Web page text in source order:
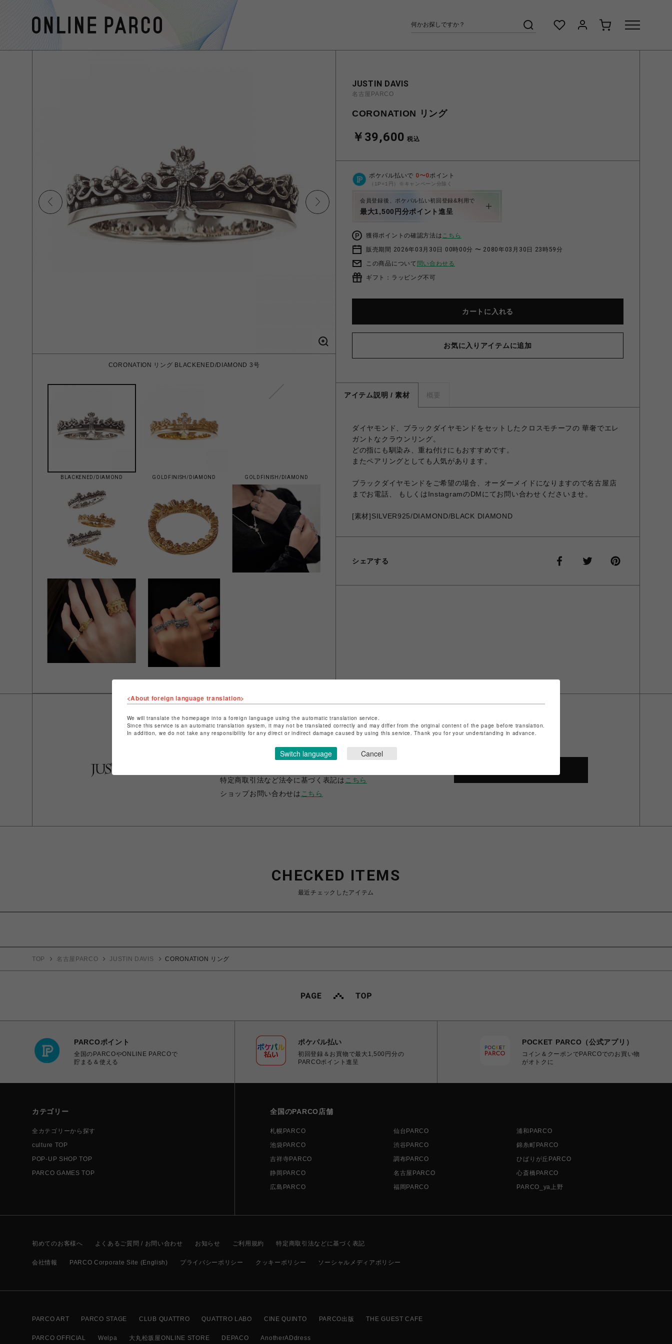
CORONATION リング BLACKENED/DIAMOND 3号
BLACKENED/DIAMOND GOLDFINISH/DIAMOND GOLDFINISH/DIAMOND
JUSTIN DAVIS
名古屋PARCO
CORONATION リング
￥39,600 税込
ポケパル払いで 0〜0ポイント
（1P=1円）※キャンペーン分除く
会員登録後、ポケパル払い初回登録&利用で
最大1,500円分ポイント進呈
獲得ポイントの確認方法はこちら
販売期間 2026年03月30日 00時00分 〜 2080年03月30日 23時59分
この商品について 問い合わせる
ギフト：ラッピング不可
カートに入れる
お気に入りアイテムに追加
アイテム説明 / 素材 概要
ダイヤモンド、ブラックダイヤモンドをセットしたクロスモチーフの 華奢でエレ
ガントなクラウンリング。
どの指にも馴染み、重ね付けにもおすすめです。
またペアリングとしても人気があります。
ブラックダイヤモンドをご希望の場合、オーダーメイドになりますので名古屋店
までお電話、 もしくはInstagramのDMにてお問い合わせくださいませ。
[素材]SILVER925/DIAMOND/BLACK DIAMOND
シェアする
JUSTIN DAVIS
名古屋PARCO
特定商取引法など法令に基づく表記は こちら
ショップお問い合わせは こちら
CHECKED ITEMS
最近チェックしたアイテム
TOP 名古屋PARCO JUSTIN DAVIS CORONATION リング
PARCOポイント
全国のPARCOやONLINE PARCOで
貯まる＆使える
ポケパル払い
初回登録＆お買物で最大1,500円分の
PARCOポイント進呈
POCKET PARCO（公式アプリ）
コイン＆クーポンでPARCOでのお買い物
がオトクに
カテゴリー
全カテゴリーから探す
culture TOP
POP-UP SHOP TOP
PARCO GAMES TOP
全国のPARCO店舗
札幌PARCO 仙台PARCO
浦和PARCO
池袋PARCO
渋谷PARCO
錦糸町PARCO
吉祥寺PARCO
調布PARCO
ひばりが丘PARCO
静岡PARCO
名古屋PARCO
心斎橋PARCO
広島PARCO
福岡PARCO PARCO_ya上野
初めてのお客様へ よくあるご質問 / お問い合わせ お知らせ ご利用規約 特定商取引法などに基づく表記
会社情報 PARCO Corporate Site (English) プライバシーポリシー クッキーポリシー ソーシャルメディアポリシー
PARCO ART PARCO STAGE CLUB QUATTRO QUATTRO LABO CINE QUINTO PARCO出版 THE GUEST CAFE
PARCO OFFICIAL Welpa 大丸松坂屋ONLINE STORE DEPACO AnotherADdress
<About foreign language translation>
We will translate the homepage into a foreign language using the automatic translation service.
Since this service is an automatic translation system, it may not be translated correctly and may differ from the original content of the page before translation.
In addition, we do not take any responsibility for any direct or indirect damage caused by using this service. Thank you for your understanding in advance.
Switch language Cancel